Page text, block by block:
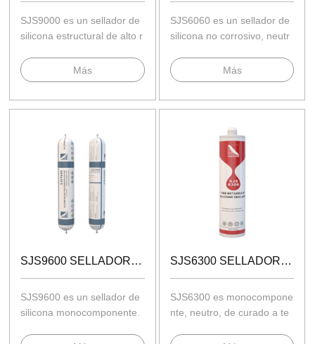
SJS9000 es un sellador de
silicona estructural de alto r
Más
SJS6060 es un sellador de
silicona no corrosivo, neutr
a.
Más
SJS9600 SELLADOR SILICONA PARA APLICACIÓN DE PIEDRA
SJS9600 es un sellador de
silicona monocomponente.
SJS6300 SELLADOR SILICONA RETARDANTE DE FUEGO
SJS6300 es monocompone
nte, neutro, de curado a te